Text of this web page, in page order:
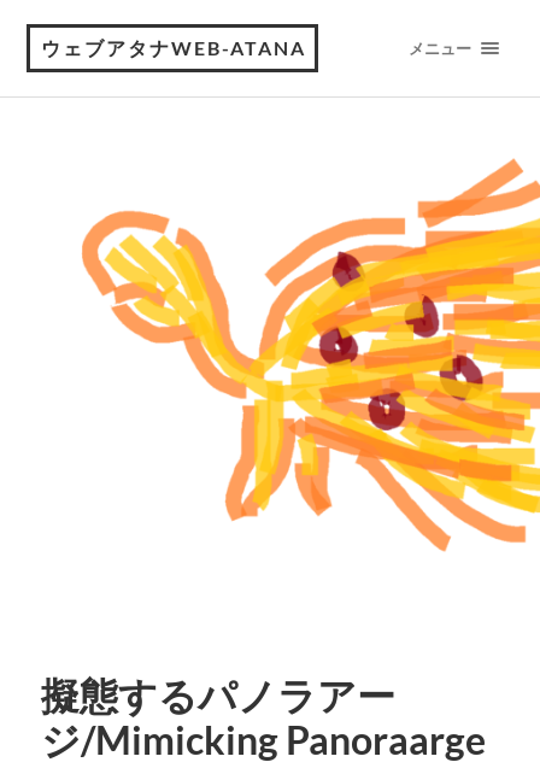
ウェブアタナWEB-ATANA メニュー
擬態するパノラアー
ジ/Mimicking Panoraarge